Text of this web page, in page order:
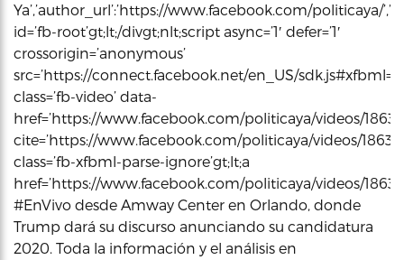
Ya’,’author_url’:’https://www.facebook.com/politicaya/
id=’fb-root’gt;lt;/divgt;nlt;script async=’1′ defer=’1′
crossorigin=’anonymous’
src=’https://connect.facebook.net/en_US/
class=’fb-video’ data-
href=’https://www.facebook.com/politicaya/videos/
cite=’https://www.facebook.com/politicaya/videos/
class=’fb-xfbml-parse-ignore’gt;lt;a
href=’https://www.facebook.com/politicaya/videos/
#EnVivo desde Amway Center en Orlando, donde
Trump dará su discurso anunciando su candidatura
2020. Toda la información y el análisis en